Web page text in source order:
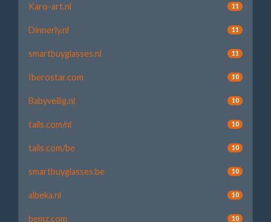
Karo-art.nl 11
Dinnerly.nl 11
smartbuyglasses.nl 11
Iberostar.com 10
Babyveilig.nl 10
tails.com/nl 10
tails.com/be 10
smartbuyglasses.be 10
albeka.nl 10
bemz.com 10